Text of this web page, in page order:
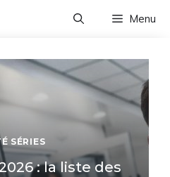
Menu
SÉRIES
: la liste des